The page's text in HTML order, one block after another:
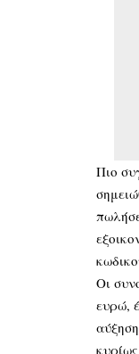
Πιο
Οι
ευρώ,